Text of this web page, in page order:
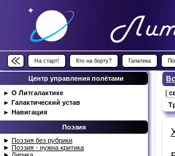
На старт! Кто на борту? Галатека
Центр управления полётами
► О Литгалактике
► Галактический устав
► Навигация
Поэзия
► Поэзия без рубрики
► Поэзия - нужна критика
[